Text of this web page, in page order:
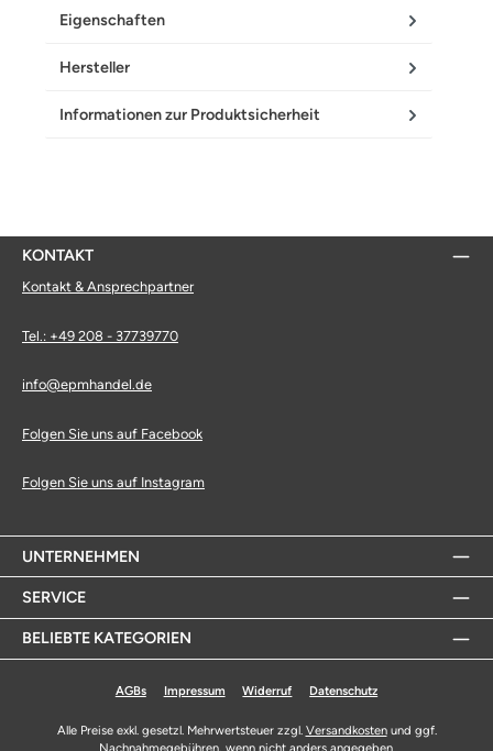
Eigenschaften
Hersteller
Informationen zur Produktsicherheit
KONTAKT
Kontakt & Ansprechpartner
Tel.: +49 208 - 37739770
info@epmhandel.de
Folgen Sie uns auf Facebook
Folgen Sie uns auf Instagram
UNTERNEHMEN
SERVICE
BELIEBTE KATEGORIEN
AGBs Impressum Widerruf Datenschutz
Alle Preise exkl. gesetzl. Mehrwertsteuer zzgl. Versandkostenund ggf.
Nachnahmegebühren, wenn nicht anders angegeben.